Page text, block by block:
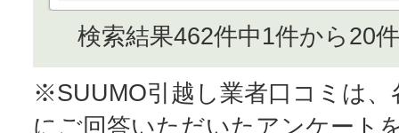
検索結果462件中1件から20
※SUUMO引越し業者口コミは
にご回答いただいたアンケート